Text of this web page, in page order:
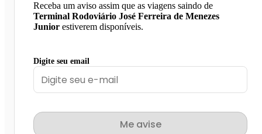
Receba um aviso assim que as viagens saindo de
Terminal Rodoviário José Ferreira de Menezes
Junior estiverem disponíveis.
Digite seu email
Me avise